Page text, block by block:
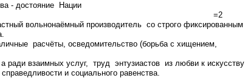
- достояние Нации
- Государство =2
вольнонаёмный производитель со строго фиксированным
расчёты, осведомительство (борьба с хищением,
ради взаимных услуг, труд энтузиастов из любви к искусству
и социального равенства.